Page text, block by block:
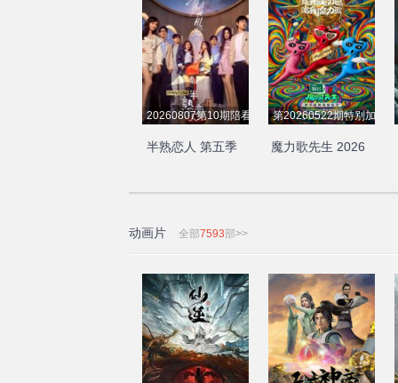
20260807第10期陪看
半熟恋人 第五季
第20260522期特别加更
魔力歌先生 2026
动画片 全部7593部>>